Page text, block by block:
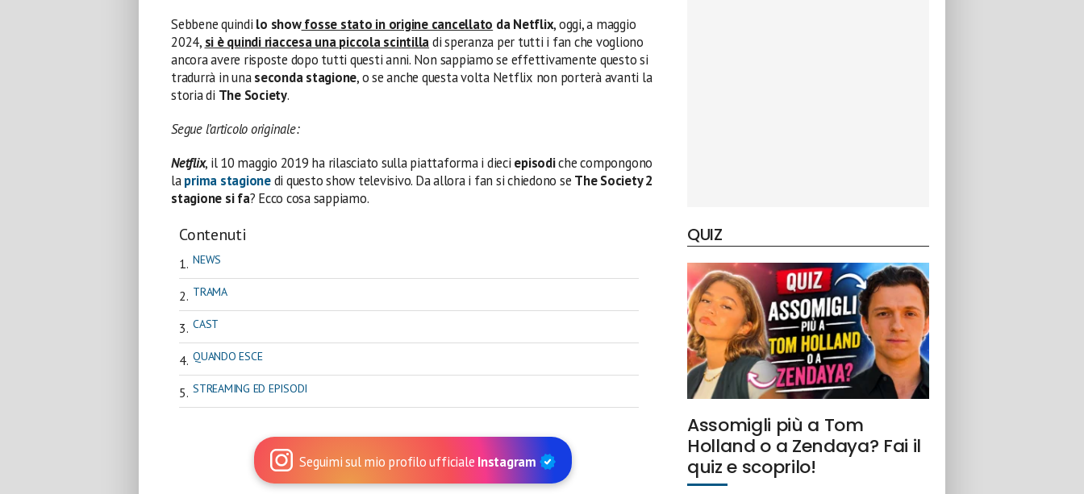
Sebbene quindi lo showfosse stato in origine cancellato da Netflix, oggi, a maggio
2024, si è quindi riaccesa una piccola scintilladi speranza per tutti i fan che vogliono
ancora avere risposte dopo tutti questi anni. Non sappiamo se effettivamente questo si
tradurrà in unaseconda stagione, o se anche questa volta Netflix non porterà avanti la
storia di The Society.
Segue l’articolo originale:
Netflix, il 10 maggio 2019 ha rilasciato sulla piattaforma i dieci episodiche compongono
laprima stagionedi questo show televisivo. Da allora i fan si chiedono se The Society 2
stagione si fa? Ecco cosa sappiamo.
Contenuti
NEWS
TRAMA
CAST
QUANDO ESCE
STREAMING ED EPISODI
Seguimi sul mio profilo ufficiale Instagram
QUIZ
Assomigli più a Tom
Holland o a Zendaya? Fai il
quiz e scoprilo!